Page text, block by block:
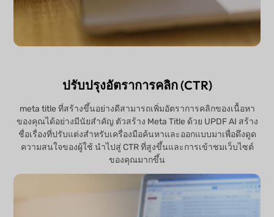
ปรับปรุงอัตราการคลิก (CTR)
meta title ที่สร้างขึ้นอย่างดีสามารถเพิ่มอัตราการคลิกของเนื้อหา
ของคุณได้อย่างมีนัยสำคัญ ตัวสร้าง Meta Title ด้วย UPDF AI สร้าง
ชื่อเรื่องที่ปรับแต่งสำหรับเครื่องมือค้นหาและออกแบบมาเพื่อดึงดูด
ความสนใจของผู้ใช้ นำไปสู่ CTR ที่สูงขึ้นและการเข้าชมเว็บไซต์
ของคุณมากขึ้น